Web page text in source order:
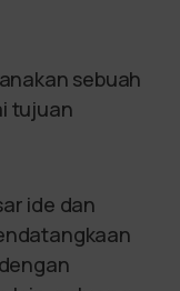
sebuah
tujuan
ide dan